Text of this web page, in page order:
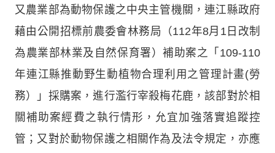
又農業部為動物保護之中央主管機關，連江縣政府
藉由公開招標前農委會林務局（112年8月1日改制
為農業部林業及自然保育署）補助案之「109-110
年連江縣推動野生動植物合理利用之管理計畫(勞
務）」採購案，進行濫行宰殺梅花鹿，該部對於相
關補助案經費之執行情形，允宜加強落實追蹤控
管；又對於動物保護之相關作為及法令規定，亦應